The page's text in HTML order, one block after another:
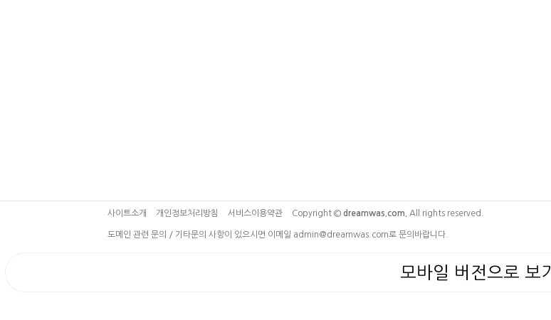
사이트소개 개인정보처리방침 서비스이용약관 Copyright © dreamwas.com. All rights reserved.
도메인 관련 문의 / 기타문의 사항이 있으시면 이메일 admin@dreamwas.com로 문의바랍니다.
모바일 버전으로 보기